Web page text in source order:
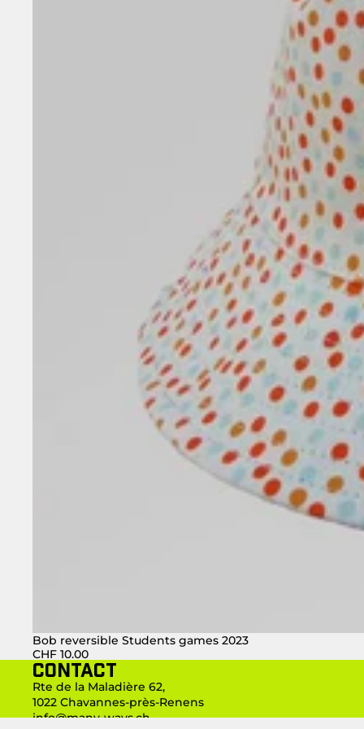
Bob reversible Students games 2023
CHF 10.00
Contact
Rte de la Maladière 62,
1022 Chavannes-près-Renens
info@many-ways.ch